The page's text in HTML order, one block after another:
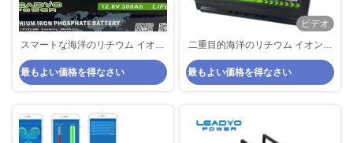
スマートな海洋のリチウム イオン
電池12V 300AhのボートBMSの深
い周期Lifepo4電池
最もよい価格を得なさい
ビデオ
二重目的海洋のリチウム イオン電
池12v 100Ah CCA1200 LiFePO4
の開始及び深い周期Lifepo4電池
最もよい価格を得なさい